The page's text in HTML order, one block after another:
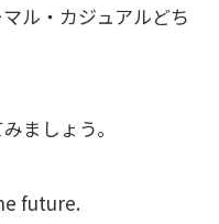
ル・カジュアルどち
ましょう。
future.